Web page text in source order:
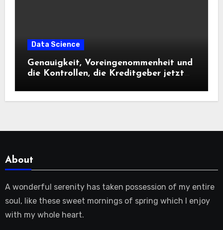
Data Science
Genauigkeit, Voreingenommenheit und
die Kontrollen, die Kreditgeber jetzt
About
A wonderful serenity has taken possession of my entire
soul, like these sweet mornings of spring which I enjoy
with my whole heart.